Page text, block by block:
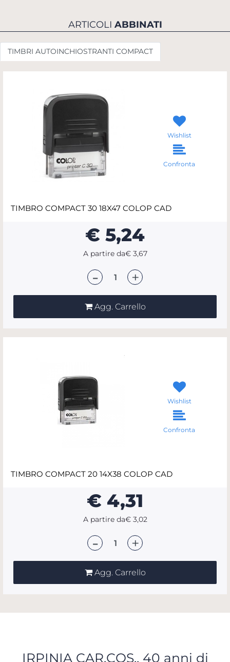
ARTICOLI ABBINATI
TIMBRI AUTOINCHIOSTRANTI COMPACT
Wishlist
Confronta
TIMBRO COMPACT 30 18X47 COLOP CAD
€ 5,24
A partire da€ 3,67
Agg. Carrello
Wishlist
Confronta
TIMBRO COMPACT 20 14X38 COLOP CAD
€ 4,31
A partire da€ 3,02
Agg. Carrello
IRPINIA CAR.COS., 40 anni di